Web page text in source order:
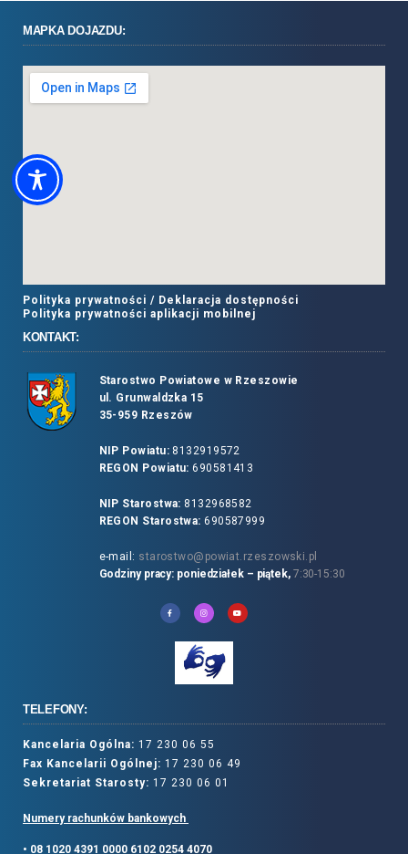
MAPKA DOJAZDU:
Polityka prywatności / Deklaracja dostępności
Polityka prywatności aplikacji mobilnej
KONTAKT:
Starostwo Powiatowe w Rzeszowie
ul. Grunwaldzka 15
35-959 Rzeszów
NIP Powiatu:8132919572
REGON Powiatu: 690581413
NIP Starostwa: 8132968582
REGON Starostwa: 690587999
e-mail: starostwo@powiat.rzeszowski.pl
Godziny pracy: poniedziałek – piątek, 7:30-15:30
TELEFONY:
Kancelaria Ogólna: 17 230 06 55
Fax Kancelarii Ogólnej: 17 230 06 49
Sekretariat Starosty: 17 230 06 01
Numery rachunków bankowych
• 08 1020 4391 0000 6102 0254 4070